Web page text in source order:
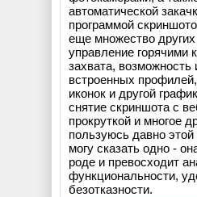
автоматической
программой
еще множество
управление горячими
захвата, возможность
встроенных
иконок и другой
снятие скриншота с
прокруткой и многое
пользуюсь давно этой
могу сказать одно -
роде и превосходит
функциональности,
безотказности.